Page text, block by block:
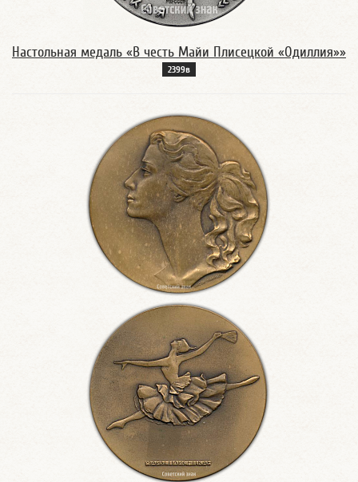
Настольная медаль «В честь Майи Плисецкой «Одиллия»»
2399в